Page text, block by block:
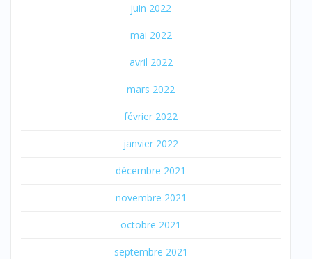
juin 2022
mai 2022
avril 2022
mars 2022
février 2022
janvier 2022
décembre 2021
novembre 2021
octobre 2021
septembre 2021